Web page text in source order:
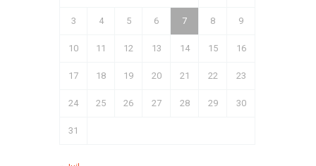
3 4 5 6 7 8 9
10 11 12 13 14 15 16
17 18 19 20 21 22 23
24 25 26 27 28 29 30
31